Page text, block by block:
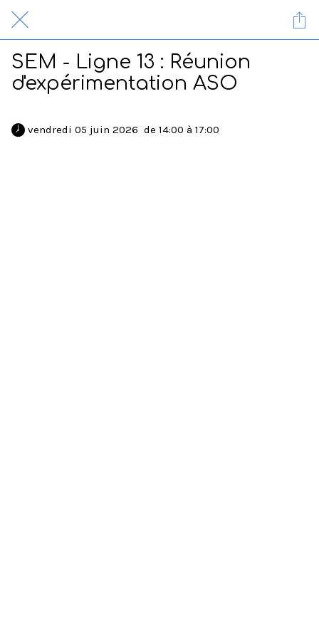
SEM - Ligne 13 : Réunion
d'expérimentation ASO
vendredi 05 juin 2026  de 14:00 à 17:00